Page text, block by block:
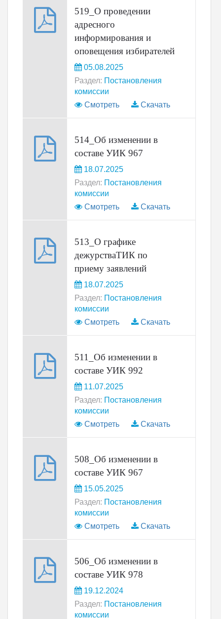
519_О проведении
адресного
информирования и
оповещения избирателей
05.08.2025
Раздел: Постановления
комиссии
Смотреть
Скачать
514_Об изменении в
составе УИК 967
18.07.2025
Раздел: Постановления
комиссии
Смотреть
Скачать
513_О графике
дежурстваТИК по
приему заявлений
18.07.2025
Раздел: Постановления
комиссии
Смотреть
Скачать
511_Об изменении в
составе УИК 992
11.07.2025
Раздел: Постановления
комиссии
Смотреть
Скачать
508_Об изменении в
составе УИК 967
15.05.2025
Раздел: Постановления
комиссии
Смотреть
Скачать
506_Об изменении в
составе УИК 978
19.12.2024
Раздел: Постановления
комиссии